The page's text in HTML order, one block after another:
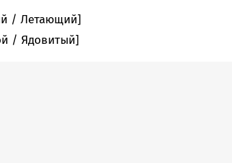
/ Летающий]
/ Ядовитый]